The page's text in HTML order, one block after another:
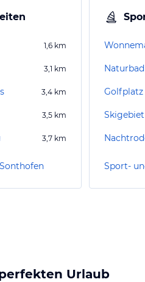
1,6 km
3,1 km
3,4 km
3,5 km
3,7 km
Golfplatz
Urlaub